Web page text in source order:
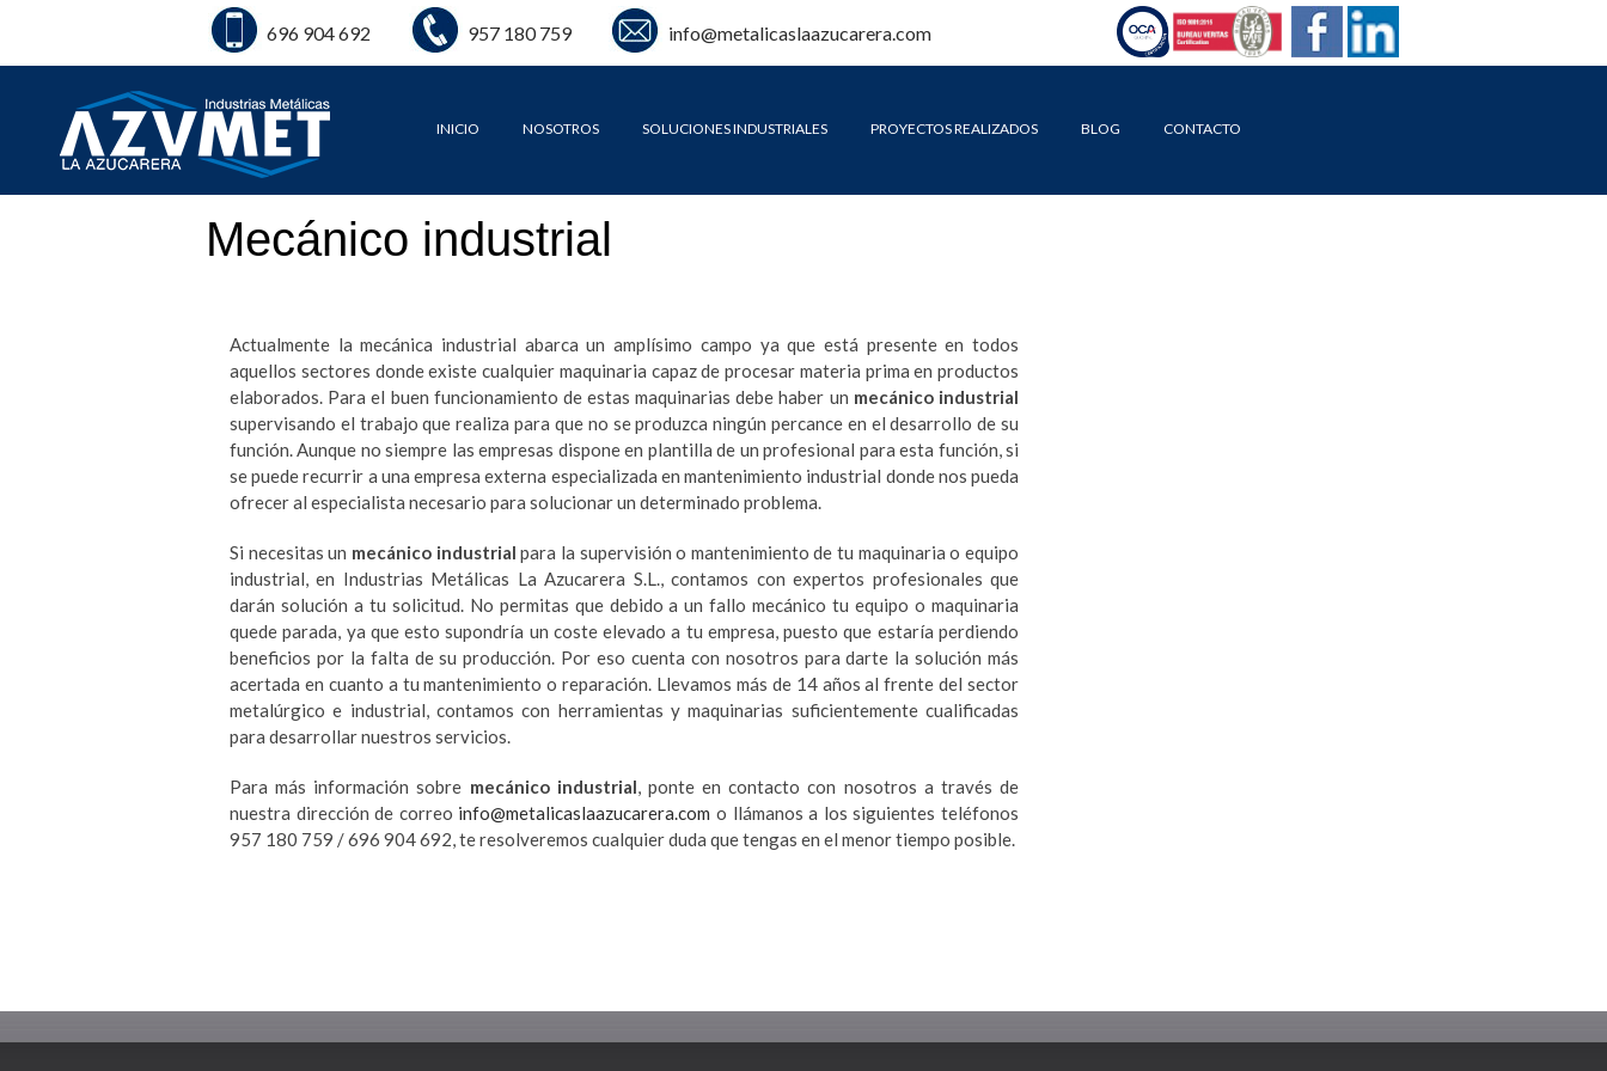
696 904 692 957 180 759 info@metalicaslaazucarera.com
INICIO NOSOTROS SOLUCIONES INDUSTRIALES PROYECTOS REALIZADOS BLOG CONTACTO
Mecánico industrial
Actualmente la mecánica industrial abarca un amplísimo campo ya que está presente en todos
aquellos sectores donde existe cualquier maquinaria capaz de procesar materia prima en productos
elaborados. Para el buen funcionamiento de estas maquinarias debe haber un mecánico industrial
supervisando el trabajo que realiza para que no se produzca ningún percance en el desarrollo de su
función. Aunque no siempre las empresas dispone en plantilla de un profesional para esta función, si
se puede recurrir a una empresa externa especializada en mantenimiento industrial donde nos pueda
ofrecer al especialista necesario para solucionar un determinado problema.
Si necesitas un mecánico industrial para la supervisión o mantenimiento de tu maquinaria o equipo
industrial, en Industrias Metálicas La Azucarera S.L., contamos con expertos profesionales que
darán solución a tu solicitud. No permitas que debido a un fallo mecánico tu equipo o maquinaria
quede parada, ya que esto supondría un coste elevado a tu empresa, puesto que estaría perdiendo
beneficios por la falta de su producción. Por eso cuenta con nosotros para darte la solución más
acertada en cuanto a tu mantenimiento o reparación. Llevamos más de 14 años al frente del sector
metalúrgico e industrial, contamos con herramientas y maquinarias suficientemente cualificadas
para desarrollar nuestros servicios.
Para más información sobre mecánico industrial, ponte en contacto con nosotros a través de
nuestra dirección de correo info@metalicaslaazucarera.com o llámanos a los siguientes teléfonos
957 180 759 / 696 904 692, te resolveremos cualquier duda que tengas en el menor tiempo posible.